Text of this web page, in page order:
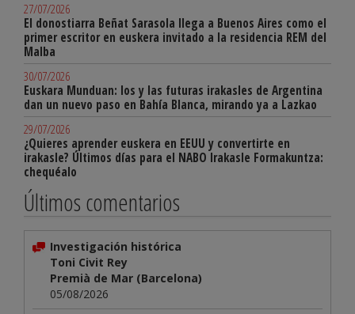
27/07/2026
El donostiarra Beñat Sarasola llega a Buenos Aires como el
primer escritor en euskera invitado a la residencia REM del
Malba
30/07/2026
Euskara Munduan: los y las futuras irakasles de Argentina
dan un nuevo paso en Bahía Blanca, mirando ya a Lazkao
29/07/2026
¿Quieres aprender euskera en EEUU y convertirte en
irakasle? Últimos días para el NABO Irakasle Formakuntza:
chequéalo
Últimos comentarios
Investigación histórica
Toni Civit Rey
Premià de Mar (Barcelona)
05/08/2026